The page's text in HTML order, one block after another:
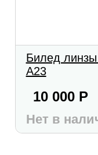
Билед
A23
10 000 Р
Нет в